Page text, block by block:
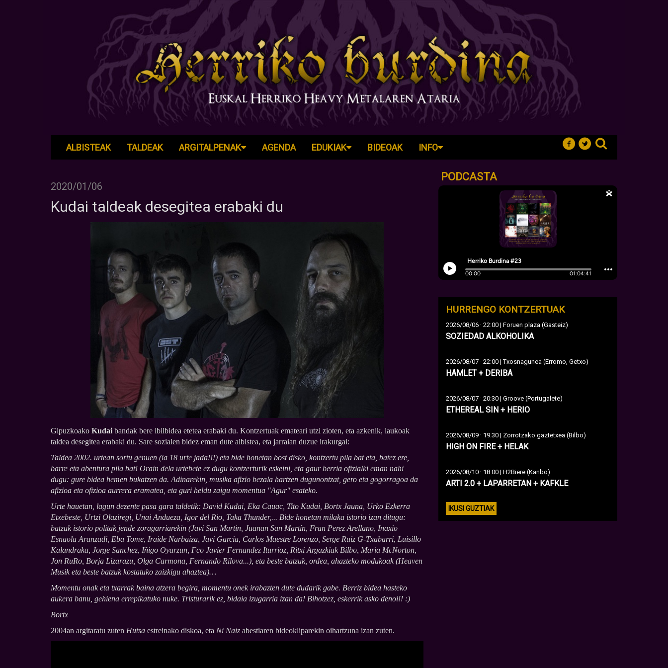
ALBISTEAK TALDEAK ARGITALPENAK AGENDA EDUKIAK BIDEOAK INFO
2020/01/06
Kudai taldeak desegitea erabaki du
Gipuzkoako Kudai bandak bere ibilbidea etetea erabaki du. Kontzertuak emateari utzi zioten, eta azkenik, laukoak
taldea desegitea erabaki du. Sare sozialen bidez eman dute albistea, eta jarraian duzue irakurgai:
Taldea 2002. urtean sortu genuen (ia 18 urte jada!!!) eta bide honetan bost disko, kontzertu pila bat eta, batez ere,
barre eta abentura pila bat! Orain dela urtebete ez dugu kontzerturik eskeini, eta gaur berria ofizialki eman nahi
dugu: gure bidea hemen bukatzen da. Adinarekin, musika afizio bezala hartzen dugunontzat, gero eta gogorragoa da
afizioa eta ofizioa aurrera eramatea, eta guri heldu zaigu momentua "Agur" esateko.
Urte hauetan, lagun dezente pasa gara taldetik: David Kudai, Eka Cauac, Tito Kudai, Bortx Jauna, Urko Ezkerra
Etxebeste, Urtzi Olaziregi, Unai Andueza, Igor del Rio, Taka Thunder,... Bide honetan milaka istorio izan ditugu:
batzuk istorio politak jende zoragarriarekin (Javi San Martin, Juanan San Martín, Fran Perez Arellano, Inaxio
Esnaola Aranzadi, Eba Tome, Iraide Narbaiza, Javi Garcia, Carlos Maestre Lorenzo, Serge Ruiz G-Txabarri, Luisillo
Kalandraka, Jorge Sanchez, Iñigo Oyarzun, Fco Javier Fernandez Iturrioz, Ritxi Argazkiak Bilbo, Maria McNorton,
Jon RuRo, Borja Lizarazu, Olga Carmona, Fernando Rilova...), eta beste batzuk, ordea, ahazteko modukoak (Heaven
Musik eta beste batzuk kostatuko zaizkigu ahaztea)…
Momentu onak eta txarrak baina atzera begira, momentu onek irabazten dute dudarik gabe. Berriz bidea hasteko
aukera banu, gehiena errepikatuko nuke. Tristurarik ez, bidaia izugarria izan da! Bihotzez, eskerrik asko denoi!! :)
Bortx
2004an argitaratu zuten Hutsa estreinako diskoa, eta Ni Naiz abestiaren bideokliparekin oihartzuna izan zuten.
PODCASTA
HURRENGO KONTZERTUAK
2026/08/06 · 22:00 | Foruen plaza (Gasteiz)
SOZIEDAD ALKOHOLIKA
2026/08/07 · 22:00 | Txosnagunea (Erromo, Getxo)
HAMLET + DERIBA
2026/08/07 · 20:30 | Groove (Portugalete)
ETHEREAL SIN + HERIO
2026/08/09 · 19:30 | Zorrotzako gaztetxea (Bilbo)
HIGH ON FIRE + HELAK
2026/08/10 · 18:00 | H2Biere (Kanbo)
ARTI 2.0 + LAPARRETAN + KAFKLE
IKUSI GUZTIAK